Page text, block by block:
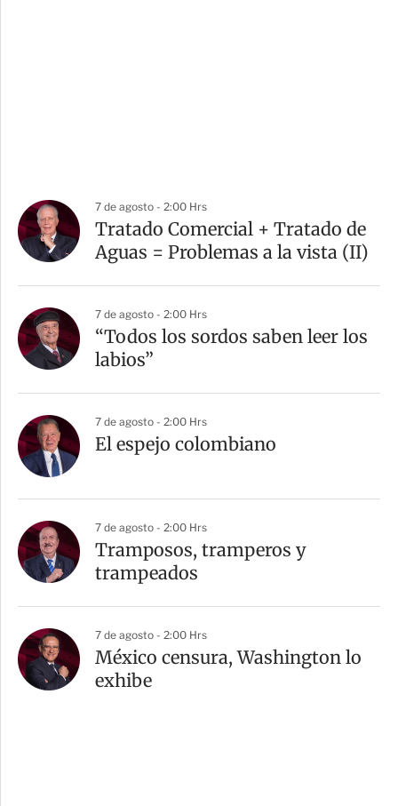
7 de agosto - 2:00 Hrs
Tratado Comercial + Tratado de
Aguas = Problemas a la vista (II)
7 de agosto - 2:00 Hrs
“Todos los sordos saben leer los
labios”
7 de agosto - 2:00 Hrs
El espejo colombiano
7 de agosto - 2:00 Hrs
Tramposos, tramperos y
trampeados
7 de agosto - 2:00 Hrs
México censura, Washington lo
exhibe